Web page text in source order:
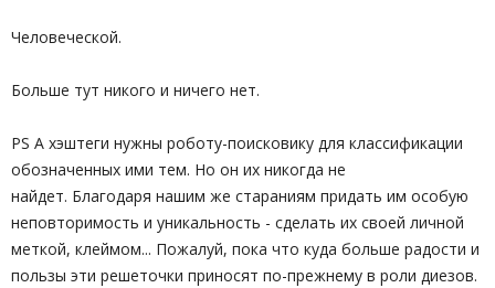
Человеческой.
Больше тут никого и ничего нет.
PS А хэштеги нужны роботу-поисковику для классификации
обозначенных ими тем. Но он их никогда не
найдет. Благодаря нашим же стараниям придать им особую
неповторимость и уникальность - сделать их своей личной
меткой, клеймом... Пожалуй, пока что куда больше радости и
пользы эти решеточки приносят по-прежнему в роли диезов.